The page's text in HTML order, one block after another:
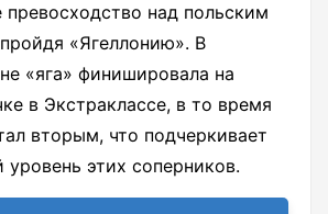
превосходство над польским
«Ягеллонию». В
«яга» финишировала на
в Экстраклассе, в то время
вторым, что подчеркивает
этих соперников.